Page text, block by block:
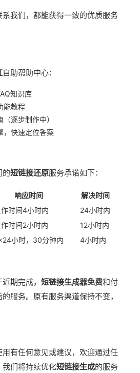
我们，都能获得一致的优质服务
自助帮助中心：
知识库
能教程
逐步制作中）
，快速定位答案
的短链接还原服务承诺如下：
响应时间
解决时间
作时间4小时内
24小时内
作时间2小时内
12小时内
小时，30分钟内 4小时内
期完成， 短链接生成器免费和付
服务。原有服务渠道保持不变，
有任何意见或建议，欢迎通过任
们将持续优化短链接生成的服务